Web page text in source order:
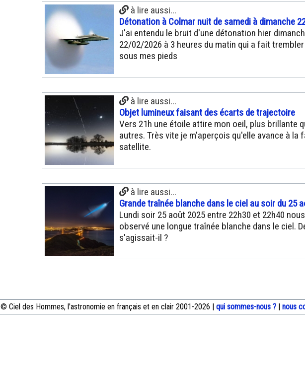
à lire aussi...
Détonation à Colmar nuit de samedi à dimanche
J'ai entendu le bruit d'une détonation hier
22/02/2026 à 3 heures du matin qui a fait
sous mes pieds
à lire aussi...
Objet lumineux faisant des écarts de trajectoire
Vers 21h une étoile attire mon oeil, plus brillante
autres. Très vite je m'aperçois qu'elle avance à la
satellite.
à lire aussi...
Grande traînée blanche dans le ciel au soir du 25
Lundi soir 25 août 2025 entre 22h30 et 22h40
observé une longue traînée blanche dans le ciel.
s'agissait-il ?
© Ciel des Hommes, l'astronomie en français et en clair 2001-2026 | qui sommes-nous ? | nous